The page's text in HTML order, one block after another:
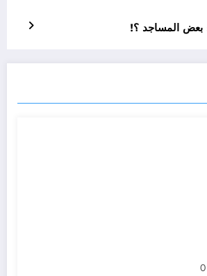
بعض المساجد ؟!
0